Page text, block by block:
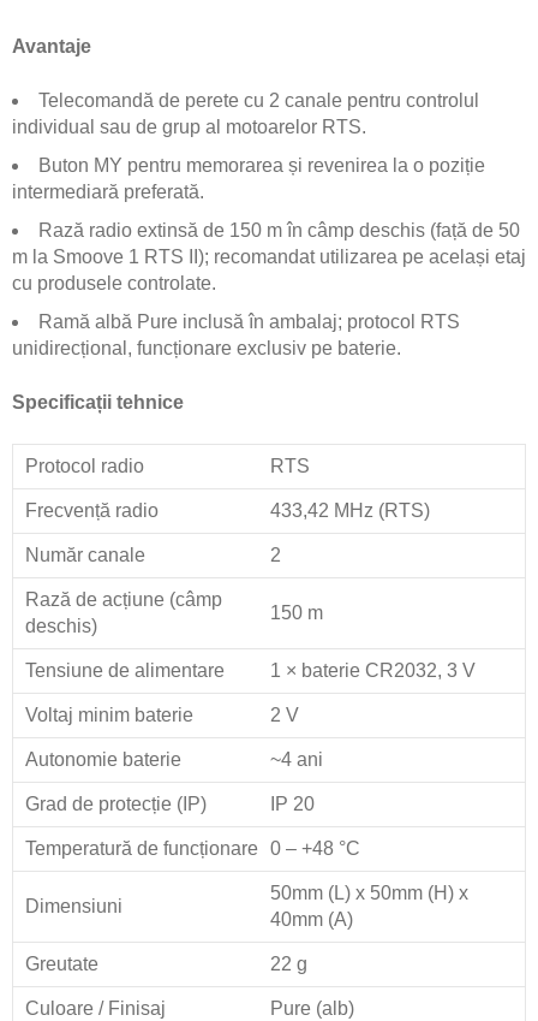
Avantaje
Telecomandă de perete cu 2 canale pentru controlul
individual sau de grup al motoarelor RTS.
Buton MY pentru memorarea și revenirea la o poziție
intermediară preferată.
Rază radio extinsă de 150 m în câmp deschis (față de 50
m la Smoove 1 RTS II); recomandat utilizarea pe același etaj
cu produsele controlate.
Ramă albă Pure inclusă în ambalaj; protocol RTS
unidirecțional, funcționare exclusiv pe baterie.
Specificații tehnice
Protocol radio RTS
Frecvență radio 433,42 MHz (RTS)
Număr canale 2
Rază de acțiune (câmp
deschis)
150 m
Tensiune de alimentare 1 × baterie CR2032, 3 V
Voltaj minim baterie 2 V
Autonomie baterie ~4 ani
Grad de protecție (IP) IP 20
Temperatură de funcționare 0 – +48 °C
Dimensiuni
50mm (L) x 50mm (H) x
40mm (A)
Greutate 22 g
Culoare / Finisaj Pure (alb)